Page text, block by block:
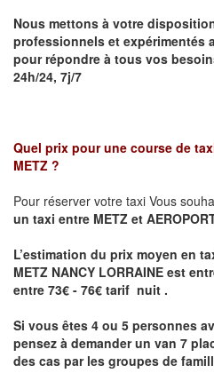
Nous mettons à votre
professionnels et expérimentés
pour répondre à tous vos
24h/24, 7j/7
Quel prix pour une course de
METZ ?
Pour réserver votre taxi Vous
un taxi entre METZ et
L’estimation du prix moyen en
METZ NANCY LORRAINE est
entre 73€ - 76€ tarif nuit .
Si vous êtes 4 ou 5 personnes
pensez à demander un van 7
des cas par les groupes de